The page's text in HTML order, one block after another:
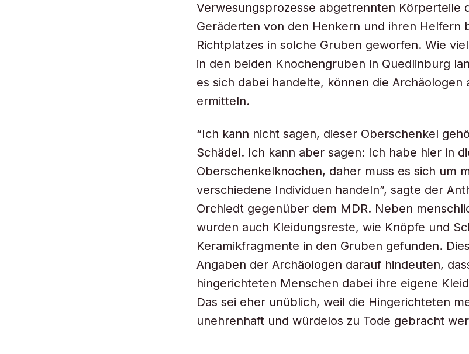
Verwesungsprozesse abgetrennten Körperteile
Geräderten von den Henkern und ihren Helfern
Richtplatzes in solche Gruben geworfen. Wie
in den beiden Knochengruben in Quedlinburg
es sich dabei handelte, können die Archäologen
ermitteln.
“Ich kann nicht sagen, dieser Oberschenkel
Schädel. Ich kann aber sagen: Ich habe hier in
Oberschenkelknochen, daher muss es sich um
verschiedene Individuen handeln”, sagte der
Orchiedt gegenüber dem MDR. Neben
wurden auch Kleidungsreste, wie Knöpfe und
Keramikfragmente in den Gruben gefunden.
Angaben der Archäologen darauf hindeuten,
hingerichteten Menschen dabei ihre eigene
Das sei eher unüblich, weil die Hingerichteten
unehrenhaft und würdelos zu Tode gebracht